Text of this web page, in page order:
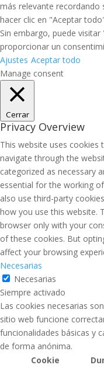
más relevante recordando
hacer clic en "Aceptar
Sin embargo, puede
proporcionar un
Ajustes Aceptar todo
Manage consent
Cerrar
Privacy Overview
This website uses cookies
navigate through the
categorized as necessary
essential for the working
also use third-party
how you use this website.
browser only with your
of these cookies. But
affect your browsing
Necesarias
Necesarias
Siempre activado
Las cookies necesarias
sitio web funcione
funcionalidades básicas y
de forma anónima.
Cookie